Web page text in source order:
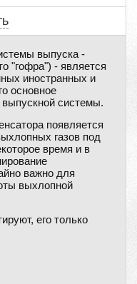
выпуска -
"гофра") - является
иностранных и
основное
системы.
появляется
газов под
время и в
важно для
выхлопной
его только